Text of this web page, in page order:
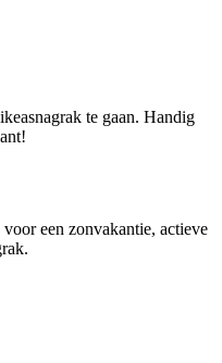
te gaan. Handig
een zonvakantie, actieve